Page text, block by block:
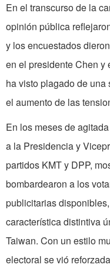
En el transcurso de la
opinión pública
y los encuestados
en el presidente Chen y
ha visto plagado de
el aumento de las
En los meses de
a la Presidencia y
partidos KMT y DPP,
bombardearon a los
publicitarias
característica distintiva
Taiwan. Con un estilo
electoral se vió